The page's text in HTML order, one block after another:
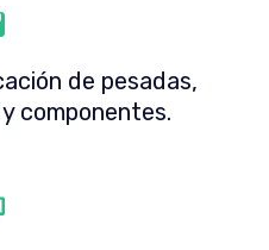
de pesadas,
componentes.